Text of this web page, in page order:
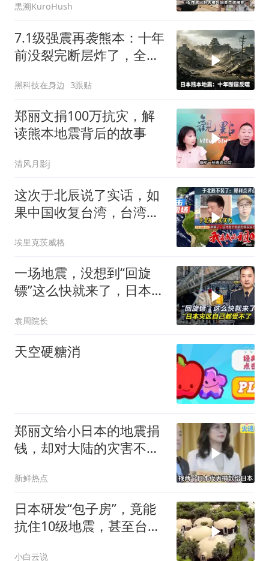
黒溯KuroHush
7.1级强震再袭熊本：十年
前没裂完断层炸了，全球
黑科技在身边 3跟贴
郑丽文捐100万抗灾，解
读熊本地震背后的故事
清风月影j
这次于北辰说了实话，如
果中国收复台湾，台湾能
埃里克茨威格
一场地震，没想到“回旋
镖”这么快就来了，日本灾
袁周院长
天空硬糖消
郑丽文给小日本的地震捐
钱，却对大陆的灾害不闻
新鲜热点
日本研发“包子房”，竟能
抗住10级地震，甚至台风
小白云说